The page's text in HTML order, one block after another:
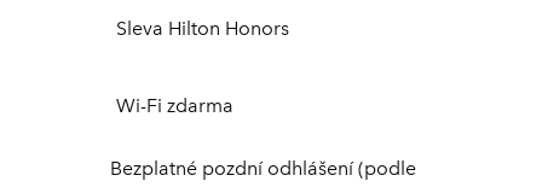
Sleva Hilton Honors
Wi-Fi zdarma
Bezplatné pozdní odhlášení (podle